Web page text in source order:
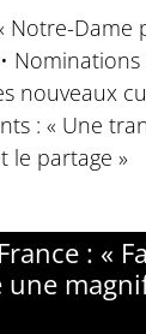
Notre-Dame
Nominations
nouveaux
: « Une
le partage »
: «
une